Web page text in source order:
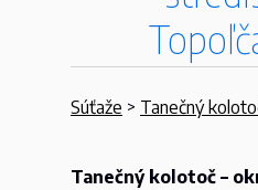
Súťaže > Tanečný
Tanečný kolotoč –